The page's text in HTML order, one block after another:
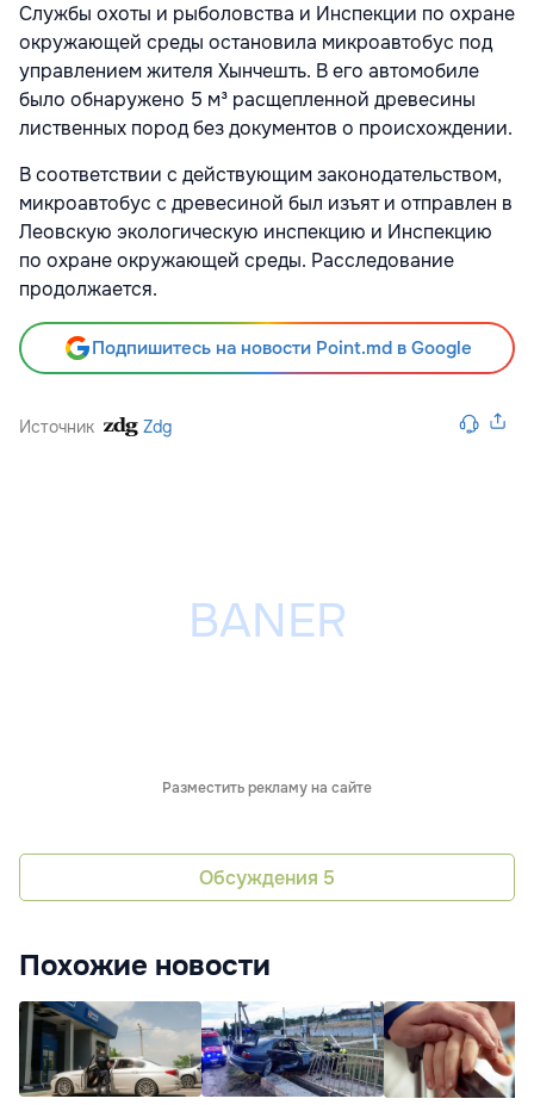
Службы охоты и рыболовства и Инспекции по охране
окружающей среды остановила микроавтобус под
управлением жителя Хынчешть. В его автомобиле
было обнаружено 5 м³ расщепленной древесины
лиственных пород без документов о происхождении.
В соответствии с действующим законодательством,
микроавтобус с древесиной был изъят и отправлен в
Леовскую экологическую инспекцию и Инспекцию
по охране окружающей среды. Расследование
продолжается.
Подпишитесь на новости Point.md в Google
Источник Zdg
Разместить рекламу на сайте
Обсуждения 5
Похожие новости